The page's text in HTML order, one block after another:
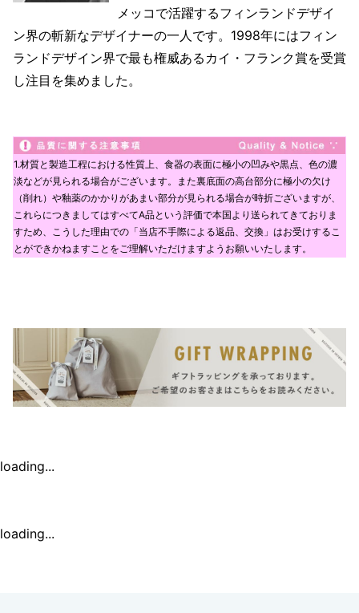
メッコで活躍するフィンランドデザイ
ン界の斬新なデザイナーの一人です。1998年にはフィン
ランドデザイン界で最も権威あるカイ・フランク賞を受賞
し注目を集めました。
1.材質と製造工程における性質上、食器の表面に極小の凹みや黒点、色の濃
淡などが見られる場合がございます。また裏底面の高台部分に極小の欠け
（削れ）や釉薬のかかりがあまい部分が見られる場合が時折ございますが、
これらにつきましてはすべてA品という評価で本国より送られてきておりま
すため、こうした理由での「当店不手際による返品、交換」はお受けするこ
とができかねますことをご理解いただけますようお願いいたします。
loading...
loading...